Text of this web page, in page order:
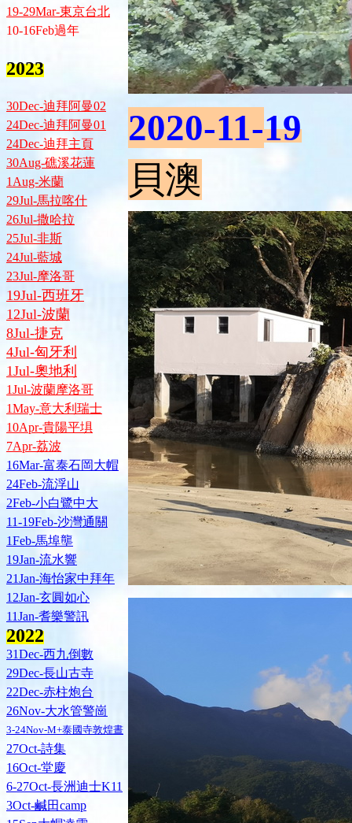
19-29Mar-東京台北
10-16Feb過年
2023
30Dec-迪拜阿曼02
24Dec-迪拜阿曼01
24Dec-迪拜主頁
30Aug-礁溪花蓮
1Aug-米蘭
29Jul-馬拉喀什
26Jul-撒哈拉
25Jul-非斯
24Jul-藍城
23Jul-摩洛哥
19Jul-西班牙
12Jul-波蘭
8Jul-捷克
4Jul-匈牙利
1Jul-奧地利
1Jul-波蘭摩洛哥
1May-意大利瑞士
10Apr-貴陽平埧
7Apr-荔波
16Mar-富泰石岡大帽
24Feb-流浮山
2Feb-小白鷺中大
11-19Feb-沙灣通關
1Feb-馬埠壟
19Jan-流水響
21Jan-海怡家中拜年
12Jan-玄圓如心
11Jan-耆樂警訊
2022
31Dec-西九倒數
29Dec-長山古寺
22Dec-赤柱炮台
26Nov-大水管警崗
3-24Nov-M+泰國寺敦煌晝
27Oct-詩集
16Oct-堂慶
6-27Oct-長洲迪士K11
3Oct-鹹田camp
2020-11-19
貝澳